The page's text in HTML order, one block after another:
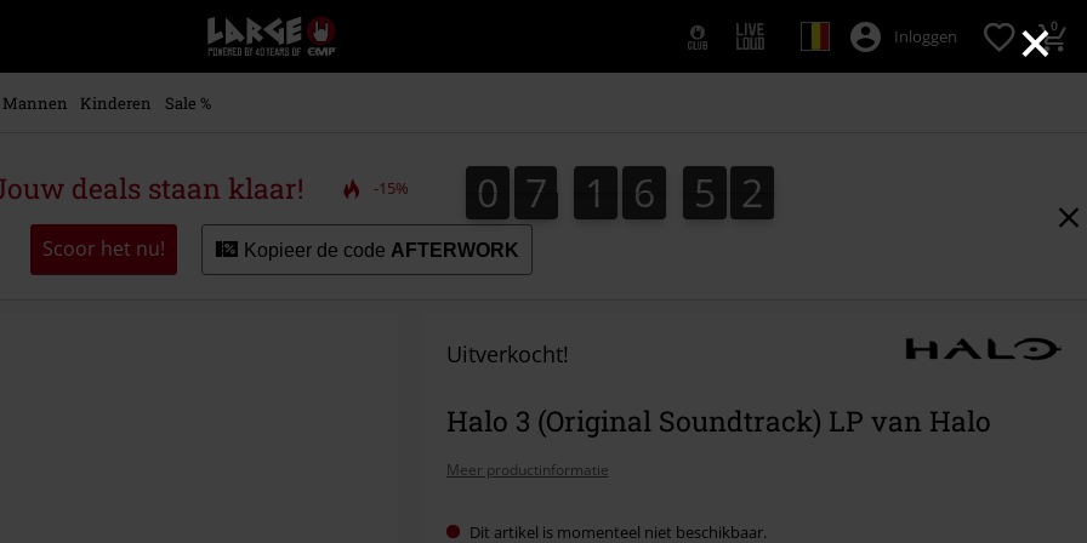
×
Large
–
Muziek-,
+
kleding
Inloggen 0
Mannen Kinderen Sale %
deals staan klaar! -15% 0
0 7
7 1
1 6
6 5
5 0
1
0
2
1
Scoor het nu! Kopieer de code AFTERWORK
Uitverkocht!
Halo 3 (Original Soundtrack) LP van Halo
Meer productinformatie
Dit artikel is momenteel niet beschikbaar.